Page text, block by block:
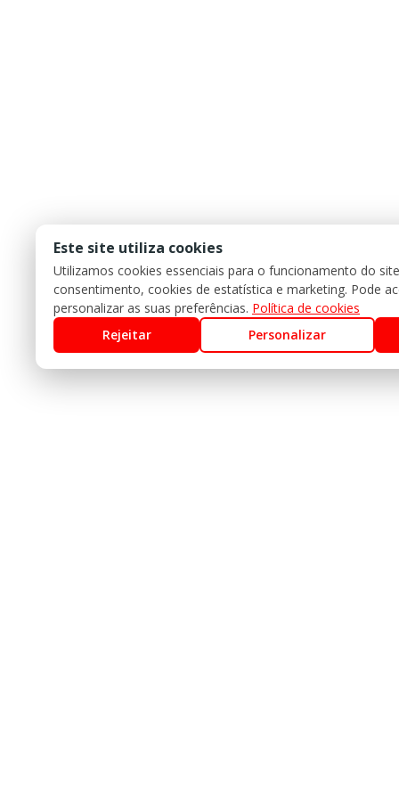
Este site utiliza cookies
Utilizamos cookies essenciais para o funcionamento do
consentimento, cookies de estatística e marketing. Pode
personalizar as suas preferências. Política de cookies
Rejeitar
Personalizar